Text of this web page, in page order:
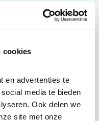
cookies
en advertenties te
media te bieden
Ook delen we
site met onze
acties en tips